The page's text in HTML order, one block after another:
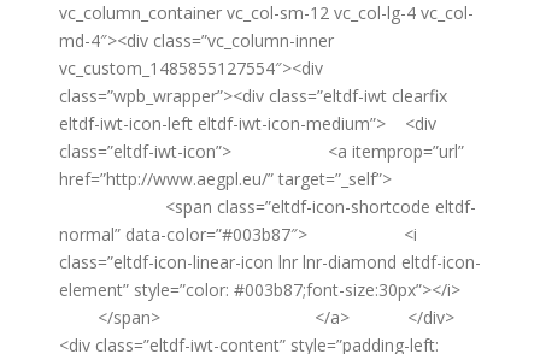
vc_column_container vc_col-sm-12 vc_col-lg-4 vc_col-
md-4″><div class=”vc_column-inner
vc_custom_1485855127554″><div
class=”wpb_wrapper”><div class=”eltdf-iwt clearfix
eltdf-iwt-icon-left eltdf-iwt-icon-medium”> <div
class=”eltdf-iwt-icon”> <a itemprop=”url”
href=”http://www.aegpl.eu/” target=”_self”>
<span class=”eltdf-icon-shortcode eltdf-
normal” data-color=”#003b87″> <i
class=”eltdf-icon-linear-icon lnr lnr-diamond eltdf-icon-
element” style=”color: #003b87;font-size:30px”></i>
</span> </a> </div>
<div class=”eltdf-iwt-content” style=”padding-left: